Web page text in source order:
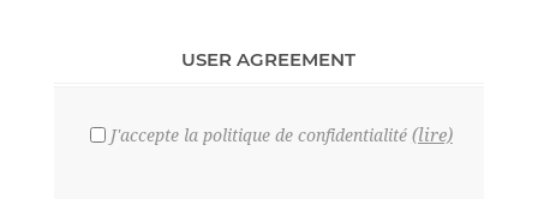
USER AGREEMENT
J'accepte la politique de confidentialité (lire)